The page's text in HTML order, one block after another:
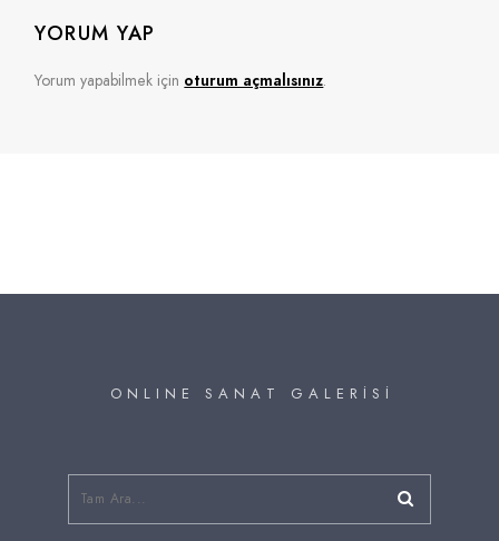
YORUM YAP
Yorum yapabilmek için oturum açmalısınız.
O N L I N E S A N A T G A L E R İ S İ